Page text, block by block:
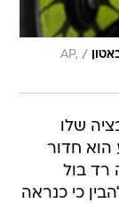
AP,
שלו
רד בול
כי כנראה
מדוע.